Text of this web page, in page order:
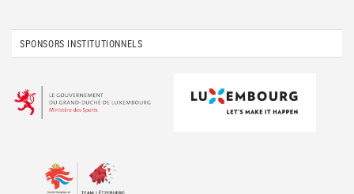
SPONSORS INSTITUTIONNELS